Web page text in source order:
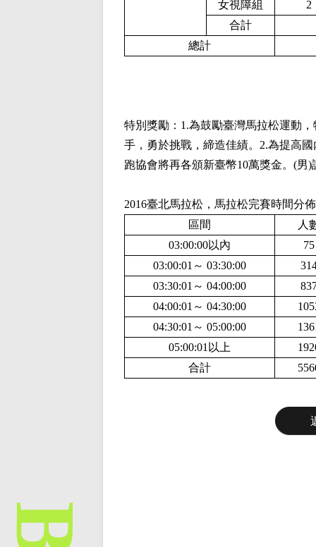
女視障組
2
合計
總計
特別獎勵：1.為鼓勵臺灣馬拉松運動
手，勇於挑戰，締造佳績。2.為提高
跑協會將再各頒新臺幣10萬獎金。(男
2016臺北馬拉松，馬拉松完賽時間分佈
區間
人
03:00:00以內
75
03:00:01～ 03:30:00
03:30:01～ 04:00:00
04:00:01～ 04:30:00
04:30:01～ 05:00:00
05:00:01以上
合計